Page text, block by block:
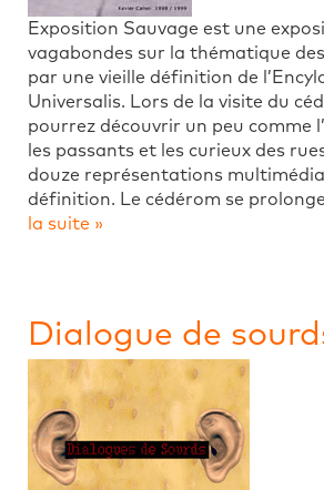
Exposition Sauvage est une
vagabondes sur la thématique
par une vieille définition de
Universalis. Lors de la visite du
pourrez découvrir un peu comme
les passants et les curieux des
douze représentations
définition. Le cédérom se
la suite »
Dialogue de